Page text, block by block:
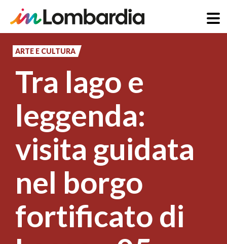
principale
ARTE E CULTURA
Tra lago e
leggenda:
visita guidata
nel borgo
fortificato di